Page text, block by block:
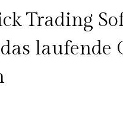
Trading
laufende